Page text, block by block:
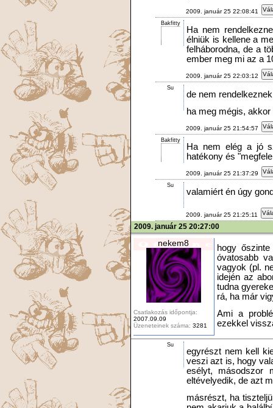
2009. január 25 22:08:41
Bakfitty
Ha nem
élniük is kellene a
felháborodna, de a
ember meg mi az a
2009. január 25 22:03:12
Su
de nem rendelkeznek
ha meg mégis,
2009. január 25 21:54:57
Bakfitty
Ha nem elég a jó
hatékony és
2009. január 25 21:37:29
Su
valamiért én úgy
2009. január 25 21:25:11
2009. január 25 20:27:00
nekem8
Csatlakozás időpontja:
2007.09.09
Üzeneteinek száma: 3281
hogy
óvatosabb
vagyok (pl.
idején az
tudna
rá, ha már
Ami a
ezekkel
Su
egyrészt nem kell
veszi azt is, hogy
esélyt, másodszor
eltévelyedik, de azt
másrészt, ha